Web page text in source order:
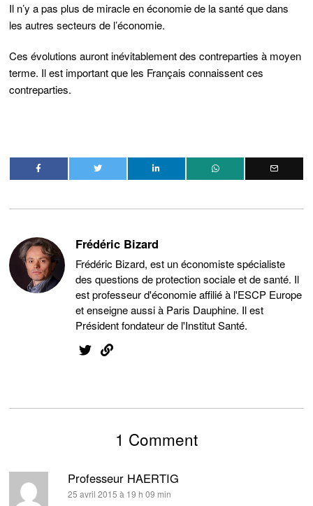
Il n’y a pas plus de miracle en économie de la santé que dans
les autres secteurs de l’économie.
Ces évolutions auront inévitablement des contreparties à moyen
terme. Il est important que les Français connaissent ces
contreparties.
Frédéric Bizard
Frédéric Bizard, est un économiste spécialiste
des questions de protection sociale et de santé. Il
est professeur d'économie affilié à l'ESCP Europe
et enseigne aussi à Paris Dauphine. Il est
Président fondateur de l'Institut Santé.
1 Comment
Professeur HAERTIG
dit :
25 avril 2015 à 19 h 09 min